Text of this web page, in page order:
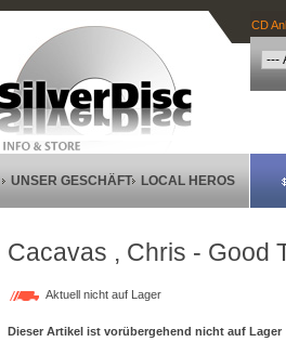
CD
UNSER GESCHÄFT LOCAL HEROS
Cacavas , Chris - Good
Aktuell nicht auf Lager
Dieser Artikel ist vorübergehend nicht auf Lager